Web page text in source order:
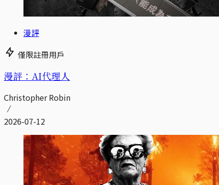
漫評
僅限註冊用戶
漫評：AI代理人
Christopher Robin
2026-07-12